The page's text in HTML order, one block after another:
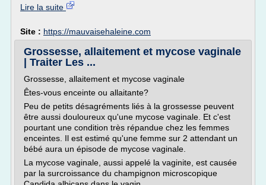
Lire la suite
Site : https://mauvaisehaleine.com
Grossesse, allaitement et mycose vaginale
| Traiter Les ...
Grossesse, allaitement et mycose vaginale
Êtes-vous enceinte ou allaitante?
Peu de petits désagréments liés à la grossesse peuvent
être aussi douloureux qu'une mycose vaginale. Et c'est
pourtant une condition très répandue chez les femmes
enceintes. Il est estimé qu'une femme sur 2 attendant un
bébé aura un épisode de mycose vaginale.
La mycose vaginale, aussi appelé la vaginite, est causée
par la surcroissance du champignon microscopique